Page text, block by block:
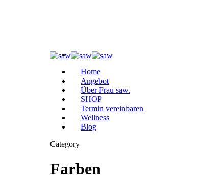
Home
Angebot
Über Frau saw.
SHOP
Termin vereinbaren
Wellness
Blog
Category
Farben